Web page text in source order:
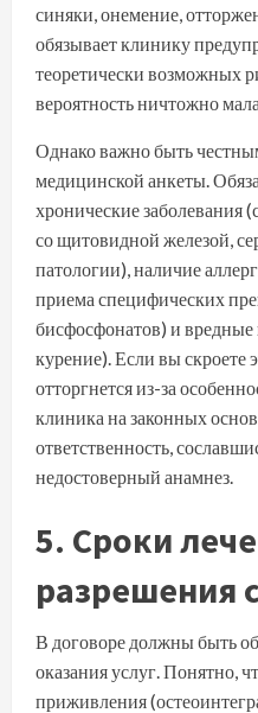
синяки, онемение,
обязывает клинику
теоретически возможных
вероятность ничтожно
Однако важно быть
медицинской анкеты.
хронические заболевания
со щитовидной железой,
патологии), наличие
приема специфических
бисфосфонатов) и
курение). Если вы скроете
отторгнется из-за
клиника на законных
ответственность,
недостоверный анамнез.
5. Сроки
разрешения
В договоре должны быть
оказания услуг. Понятно,
приживления